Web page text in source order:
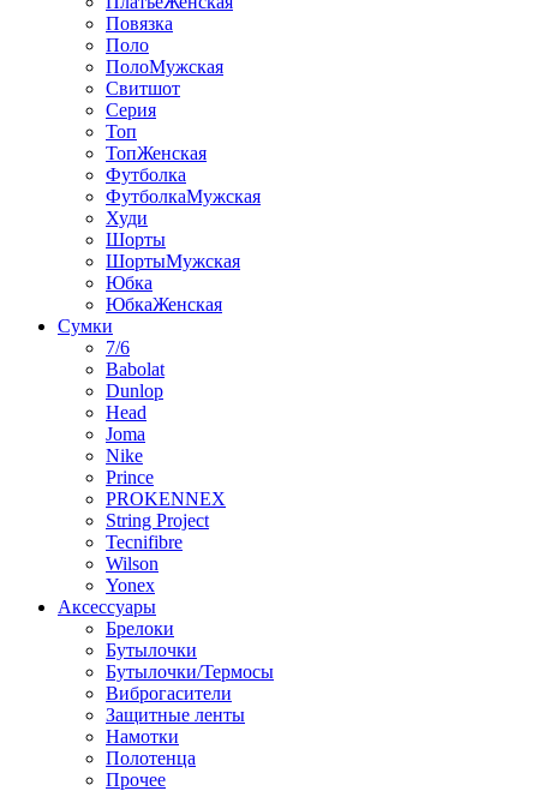
Повязка
Поло
ПолоМужская
Свитшот
Серия
Топ
ТопЖенская
Футболка
ФутболкаМужская
Худи
Шорты
ШортыМужская
Юбка
ЮбкаЖенская
Сумки
7/6
Babolat
Dunlop
Head
Joma
Nike
Prince
PROKENNEX
String Project
Tecnifibre
Wilson
Yonex
Аксессуары
Брелоки
Бутылочки
Бутылочки/Термосы
Виброгасители
Защитные ленты
Намотки
Полотенца
Прочее